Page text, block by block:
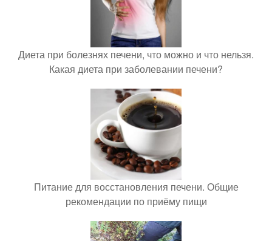
Диета при болезнях печени, что можно и что нельзя.
Какая диета при заболевании печени?
Питание для восстановления печени. Общие
рекомендации по приёму пищи